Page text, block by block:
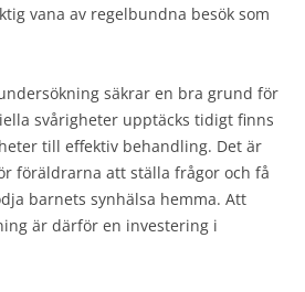
vana av regelbundna besök som
säkrar en bra grund för
svårigheter upptäcks tidigt finns
till effektiv behandling. Det är
föräldrarna att ställa frågor och få
barnets synhälsa hemma. Att
är därför en investering i